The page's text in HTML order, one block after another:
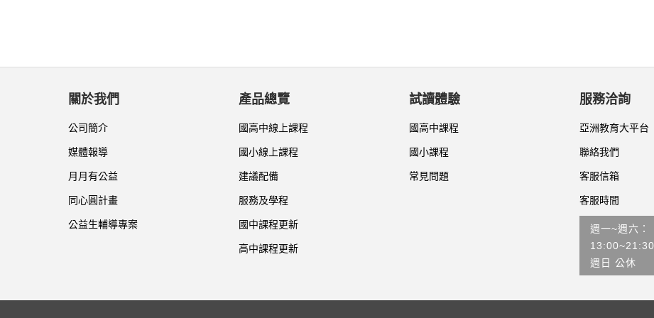
關於我們
公司簡介
媒體報導
月月有公益
同心圓計畫
公益生輔導專案
產品總覽
國高中線上課程
國小線上課程
建議配備
服務及學程
國中課程更新
高中課程更新
試讀體驗
國高中課程
國小課程
常見問題
服務洽詢
亞洲教育大平台
聯絡我們
客服信箱
客服時間
週一~週六：
13:00~21:30
週日 公休